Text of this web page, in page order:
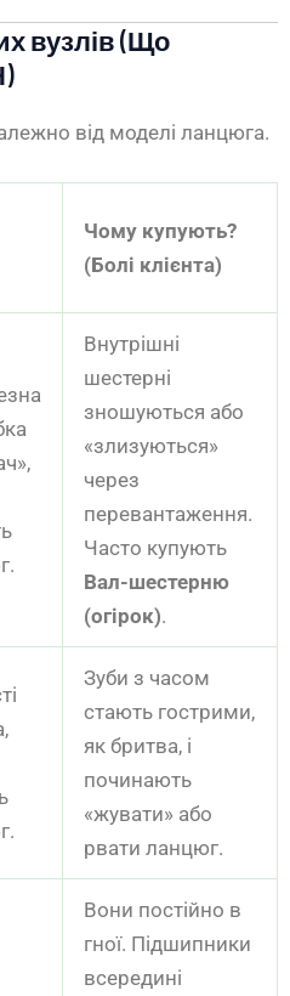
вузлів (Що
від моделі ланцюга.
Чому купують?
(Болі клієнта)
Внутрішні
шестерні
зношуються або
«злизуються»
через
перевантаження.
Часто купують
Вал-шестерню
(огірок).
Зуби з часом
стають гострими,
як бритва, і
починають
«жувати» або
рвати ланцюг.
Вони постійно в
гної. Підшипники
всередині